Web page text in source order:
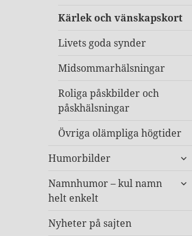
Kärlek och vänskapskort
Livets goda synder
Midsommarhälsningar
Roliga påskbilder och
påskhälsningar
Övriga olämpliga högtider
Humorbilder
Namnhumor – kul namn
helt enkelt
Nyheter på sajten